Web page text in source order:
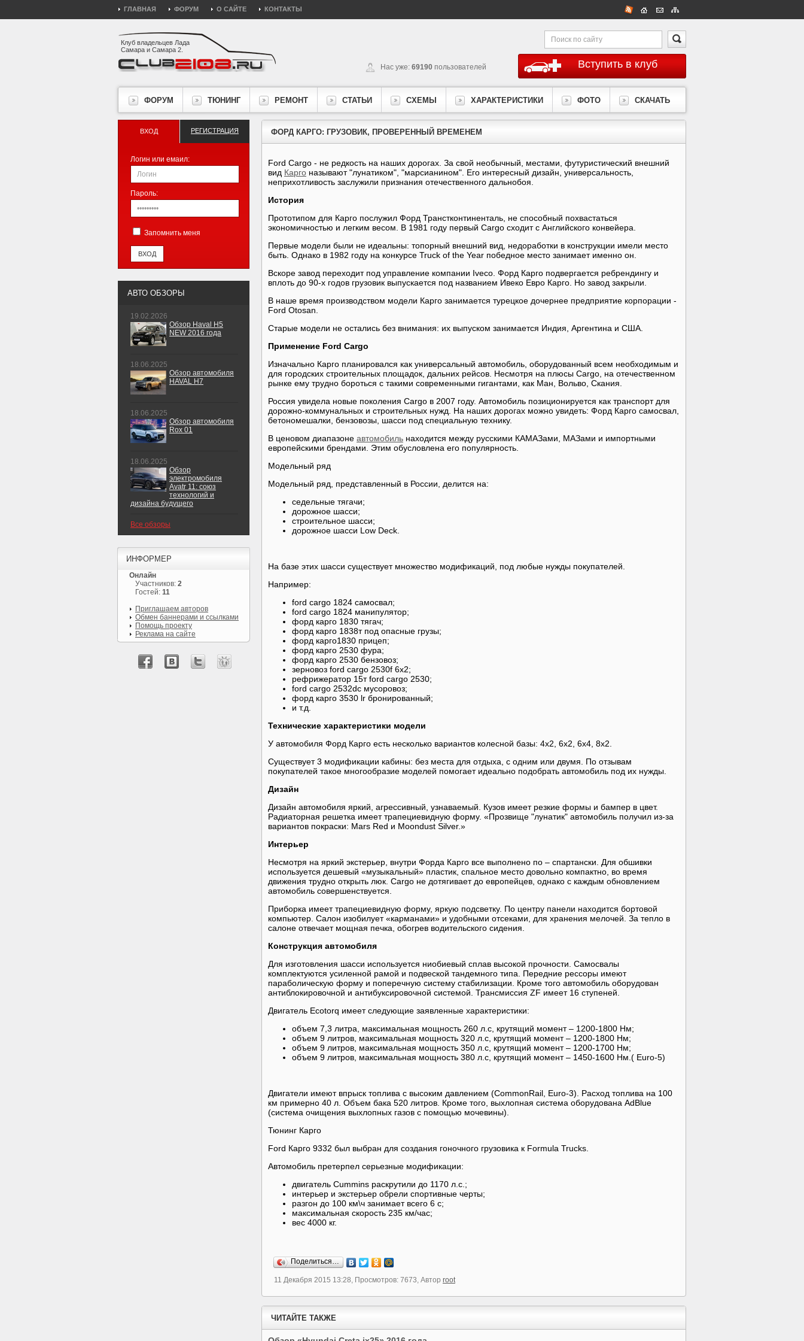
ГЛАВНАЯ ФОРУМ О САЙТЕ КОНТАКТЫ
Клуб владельцев Лада
Самара и Самара 2.
Вступить в клуб
Нас уже: 69190 пользователей
ФОРУМ ТЮНИНГ РЕМОНТ СТАТЬИ СХЕМЫ ХАРАКТЕРИСТИКИ ФОТО СКАЧАТЬ
ФОРД КАРГО: ГРУЗОВИК, ПРОВЕРЕННЫЙ ВРЕМЕНЕМ
Ford Cargo - не редкость на наших дорогах. За свой необычный, местами, футуристический внешний
вид Карго называют "лунатиком", "марсианином". Его интересный дизайн, универсальность,
неприхотливость заслужили признания отечественного дальнобоя.
История
Прототипом для Карго послужил Форд Транстконтиненталь, не способный похвастаться
экономичностью и легким весом. В 1981 году первый Cargo сходит с Английского конвейера.
Первые модели были не идеальны: топорный внешний вид, недоработки в конструкции имели место
быть. Однако в 1982 году на конкурсе Truck of the Year победное место занимает именно он.
Вскоре завод переходит под управление компании Iveco. Форд Карго подвергается ребрендингу и
вплоть до 90-х годов грузовик выпускается под названием Ивеко Евро Карго. Но завод закрыли.
В наше время производством модели Карго занимается турецкое дочернее предприятие корпорации -
Ford Otosan.
Старые модели не остались без внимания: их выпуском занимается Индия, Аргентина и США.
Применение Ford Cargo
Изначально Карго планировался как универсальный автомобиль, оборудованный всем необходимым и
для городских строительных площадок, дальних рейсов. Несмотря на плюсы Cargo, на отечественном
рынке ему трудно бороться с такими современными гигантами, как Ман, Вольво, Скания.
Россия увидела новые поколения Cargo в 2007 году. Автомобиль позиционируется как транспорт для
дорожно-коммунальных и строительных нужд. На наших дорогах можно увидеть: Форд Карго самосвал,
бетономешалки, бензовозы, шасси под специальную технику.
В ценовом диапазоне автомобиль находится между русскими КАМАЗами, МАЗами и импортными
европейскими брендами. Этим обусловлена его популярность.
Модельный ряд
Модельный ряд, представленный в России, делится на:
седельные тягачи;
дорожное шасси;
строительное шасси;
дорожное шасси Low Deck.
На базе этих шасси существует множество модификаций, под любые нужды покупателей.
Например:
ford cargo 1824 самосвал;
ford cargo 1824 манипулятор;
форд карго 1830 тягач;
форд карго 1838т под опасные грузы;
форд карго1830 прицеп;
форд карго 2530 фура;
форд карго 2530 бензовоз;
зерновоз ford cargo 2530f 6х2;
рефрижератор 15т ford cargo 2530;
ford cargo 2532dc мусоровоз;
форд карго 3530 lr бронированный;
и т.д.
Технические характеристики модели
У автомобиля Форд Карго есть несколько вариантов колесной базы: 4х2, 6х2, 6х4, 8х2.
Существует 3 модификации кабины: без места для отдыха, с одним или двумя. По отзывам
покупателей такое многообразие моделей помогает идеально подобрать автомобиль под их нужды.
Дизайн
Дизайн автомобиля яркий, агрессивный, узнаваемый. Кузов имеет резкие формы и бампер в цвет.
Радиаторная решетка имеет трапециевидную форму. «Прозвище "лунатик" автомобиль получил из-за
вариантов покраски: Mars Red и Moondust Silver.»
Интерьер
Несмотря на яркий экстерьер, внутри Форда Карго все выполнено по – спартански. Для обшивки
используется дешевый «музыкальный» пластик, спальное место довольно компактно, во время
движения трудно открыть люк. Cargo не дотягивает до европейцев, однако с каждым обновлением
автомобиль совершенствуется.
Приборка имеет трапециевидную форму, яркую подсветку. По центру панели находится бортовой
компьютер. Салон изобилует «карманами» и удобными отсеками, для хранения мелочей. За тепло в
салоне отвечает мощная печка, обогрев водительского сидения.
Конструкция автомобиля
Для изготовления шасси используется ниобиевый сплав высокой прочности. Самосвалы
комплектуются усиленной рамой и подвеской тандемного типа. Передние рессоры имеют
параболическую форму и поперечную систему стабилизации. Кроме того автомобиль оборудован
антиблокировочной и антибуксировочной системой. Трансмиссия ZF имеет 16 ступеней.
Двигатель Ecotorq имеет следующие заявленные характеристики:
объем 7,3 литра, максимальная мощность 260 л.с, крутящий момент – 1200-1800 Нм;
объем 9 литров, максимальная мощность 320 л.с, крутящий момент – 1200-1800 Нм;
объем 9 литров, максимальная мощность 350 л.с, крутящий момент – 1200-1700 Нм;
объем 9 литров, максимальная мощность 380 л.с, крутящий момент – 1450-1600 Нм.( Euro-5)
Двигатели имеют впрыск топлива с высоким давлением (CommonRail, Euro-3). Расход топлива на 100
км примерно 40 л. Объем бака 520 литров. Кроме того, выхлопная система оборудована AdBlue
(система очищения выхлопных газов с помощью мочевины).
Тюнинг Карго
Ford Карго 9332 был выбран для создания гоночного грузовика к Formula Trucks.
Автомобиль претерпел серьезные модификации:
двигатель Cummins раскрутили до 1170 л.с.;
интерьер и экстерьер обрели спортивные черты;
разгон до 100 км\ч занимает всего 6 с;
максимальная скорость 235 км/час;
вес 4000 кг.
Поделиться…
11 Декабря 2015 13:28, Просмотров: 7673, Автор root
ЧИТАЙТЕ ТАКЖЕ
ВХОД РЕГИСТРАЦИЯ
Логин или емаил:
Пароль:
Запомнить меня
АВТО ОБЗОРЫ
19.02.2026
Обзор Haval H5
NEW 2016 года
18.06.2025
Обзор автомобиля
HAVAL H7
18.06.2025
Обзор автомобиля
Rox 01
18.06.2025
Обзор
электромобиля
Avatr 11: союз
технологий и
дизайна будущего
Все обзоры
ИНФОРМЕР
Онлайн
Участников: 2
Гостей: 11
Приглашаем авторов
Обмен баннерами и ссылками
Помощь проекту
Реклама на сайте